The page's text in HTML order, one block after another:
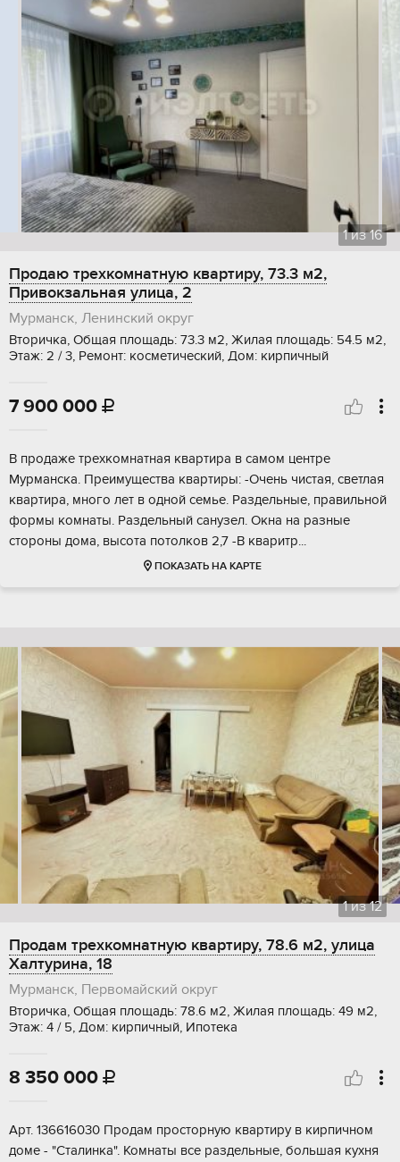
1из16
Продаю трехкомнатную квартиру, 73.3 м2,
Привокзальная улица, 2
Мурманск, Ленинский округ
Вторичка, Общая площадь: 73.3 м2, Жилая площадь: 54.5 м2,
Этаж: 2 / 3, Ремонт: косметический, Дом: кирпичный
7 900 000 
В продаже трехкомнатная квартира в самом центре
Мурманска. Преимущества квартиры: -Очень чистая, светлая
квартира, много лет в одной семье. Раздельные, правильной
формы комнаты. Раздельный санузел. Окна на разные
стороны дома, высота потолков 2,7 -В кваритр...
ПОКАЗАТЬ НА КАРТЕ
1из12
Продам трехкомнатную квартиру, 78.6 м2, улица
Халтурина, 18
Мурманск, Первомайский округ
Вторичка, Общая площадь: 78.6 м2, Жилая площадь: 49 м2,
Этаж: 4 / 5, Дом: кирпичный, Ипотека
8 350 000 
Арт. 136616030 Продам просторную квартиру в кирпичном
доме - "Сталинка". Комнаты все раздельные, большая кухня